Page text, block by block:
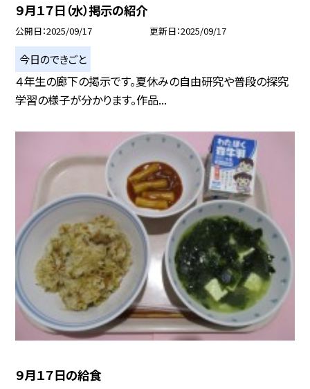
９月１７日（水）掲示の紹介
公開日 2025/09/17 更新日 2025/09/17
今日のできごと
４年生の廊下の掲示です。夏休みの自由研究や普段の探究
学習の様子が分かります。作品...
９月１７日の給食